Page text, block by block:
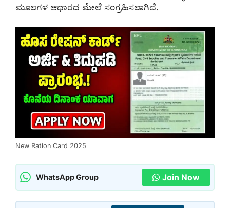
ಮೂಲಗಳ ಆಧಾರದ ಮೇಲೆ ಸಂಗ್ರಹಿಸಲಾಗಿದೆ.
New Ration Card 2025
WhatsApp Group Join Now